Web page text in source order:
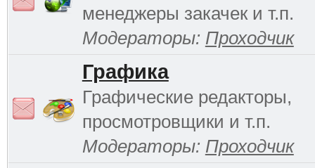
менеджеры закачек и т.п.
Модераторы: Проходчик
Графика
Графические редакторы,
просмотровщики и т.п.
Модераторы: Проходчик